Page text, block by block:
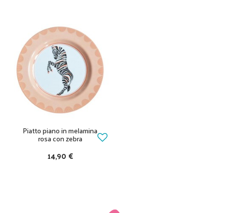
Piatto piano in melamina
rosa con zebra
14,90 €